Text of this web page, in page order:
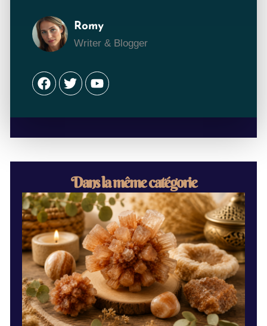
Romy
Writer & Blogger
Facebook
TwitterYoutube
Dans la même catégorie